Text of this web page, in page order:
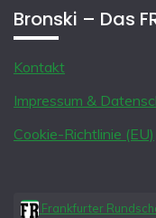
Bronski – Das
Kontakt
Impressum &
Cookie-Richtlinie (EU)
Frankfurter